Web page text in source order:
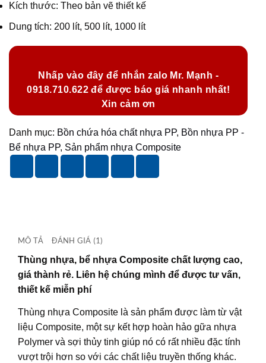
Kích thước: Theo bản vẽ thiết kế
Dung tích: 200 lít, 500 lít, 1000 lít
Nhấp vào đây để nhắn zalo Mr. Mạnh -
0918.710.622 để được báo giá nhanh nhất!
Xin cảm ơn
Danh mục: Bồn chứa hóa chất nhựa PP, Bồn nhựa PP -
Bể nhựa PP, Sản phẩm nhựa Composite
MÔ TẢ ĐÁNH GIÁ (1)
Thùng nhựa, bể nhựa Composite chất lượng cao,
giá thành rẻ. Liên hệ chúng mình để được tư vấn,
thiết kế miễn phí
Thùng nhựa Composite là sản phẩm được làm từ vật
liệu Composite, một sự kết hợp hoàn hảo gữa nhựa
Polymer và sợi thủy tinh giúp nó có rất nhiều đặc tính
vượt trội hơn so với các chất liệu truyền thống khác.